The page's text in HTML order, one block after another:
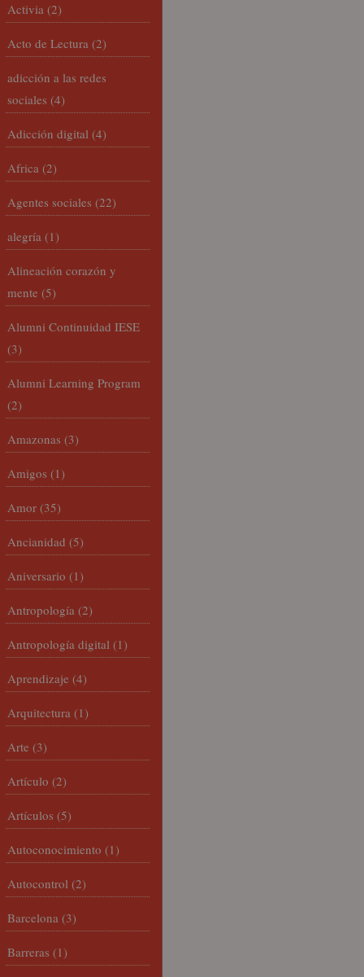
Activia (2)
Acto de Lectura (2)
adicción a las redes
sociales (4)
Adicción digital (4)
Africa (2)
Agentes sociales (22)
alegría (1)
Alineación corazón y
mente (5)
Alumni Continuidad IESE
(3)
Alumni Learning Program
(2)
Amazonas (3)
Amigos (1)
Amor (35)
Ancianidad (5)
Aniversario (1)
Antropología (2)
Antropología digital (1)
Aprendizaje (4)
Arquitectura (1)
Arte (3)
Artículo (2)
Artículos (5)
Autoconocimiento (1)
Autocontrol (2)
Barcelona (3)
Barreras (1)